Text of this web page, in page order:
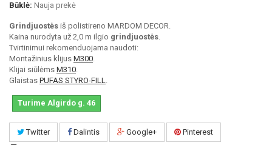
Būklė: Nauja prekė
Grindjuostės iš polistireno MARDOM DECOR.
Kaina nurodyta už 2,0 m ilgio grindjuostės.
Tvirtinimui rekomenduojama naudoti:
Montažinius klijus M300.
Klijai siūlėms M310.
Glaistas PUFAS STYRO-FILL.
Turime Algirdo g. 46
Twitter Dalintis Google+
Pinterest